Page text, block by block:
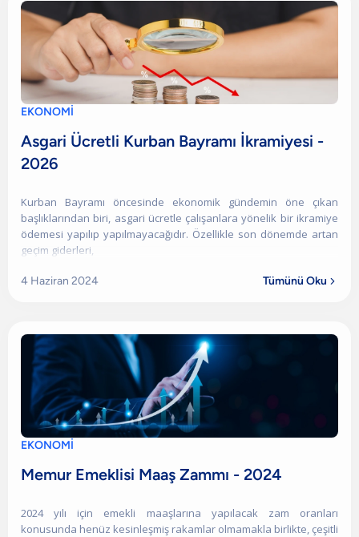
EKONOMİ
Asgari Ücretli Kurban Bayramı İkramiyesi -
2026
Kurban Bayramı öncesinde ekonomik gündemin öne çıkan
başlıklarından biri, asgari ücretle çalışanlara yönelik bir ikramiye
ödemesi yapılıp yapılmayacağıdır. Özellikle son dönemde artan
geçim giderleri,
4 Haziran 2024 Tümünü Oku 
EKONOMİ
Memur Emeklisi Maaş Zammı - 2024
2024 yılı için emekli maaşlarına yapılacak zam oranları
konusunda henüz kesinleşmiş rakamlar olmamakla birlikte, çeşitli